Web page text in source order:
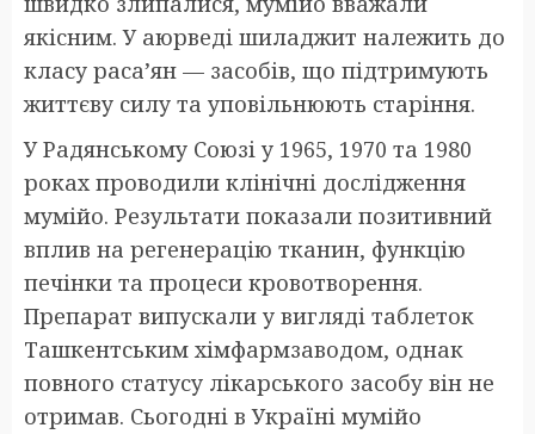
якісним. У аюрведі шиладжит належить до
класу раса’ян — засобів, що підтримують
життєву силу та уповільнюють старіння.
У Радянському Союзі у 1965, 1970 та 1980
роках проводили клінічні дослідження
мумійо. Результати показали позитивний
вплив на регенерацію тканин, функцію
печінки та процеси кровотворення.
Препарат випускали у вигляді таблеток
Ташкентським хімфармзаводом, однак
повного статусу лікарського засобу він не
отримав. Сьогодні в Україні мумійо